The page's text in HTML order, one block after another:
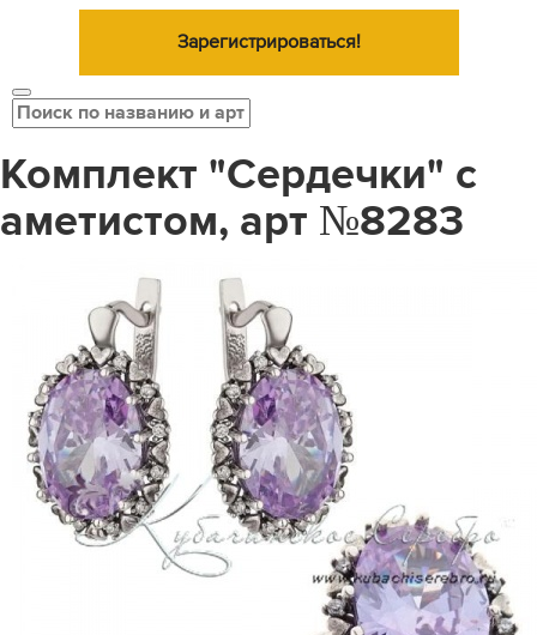
Зарегистрироваться!
Комплект "Сердечки" с
аметистом, арт №8283